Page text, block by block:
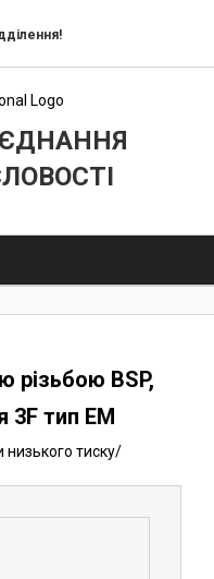
різьбою BSP,
3F тип EM
низького тиску/